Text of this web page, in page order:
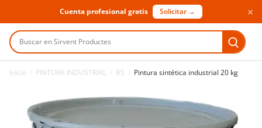
Cuenta profesional gratis Solicitar → ×
Buscar en Sirvent Productes
Inicio PINTURA INDUSTRIAL BS Pintura sintética industrial 20 kg